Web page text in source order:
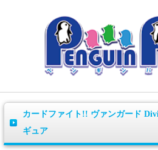
カードファイト!! ヴァンガード
ギュア